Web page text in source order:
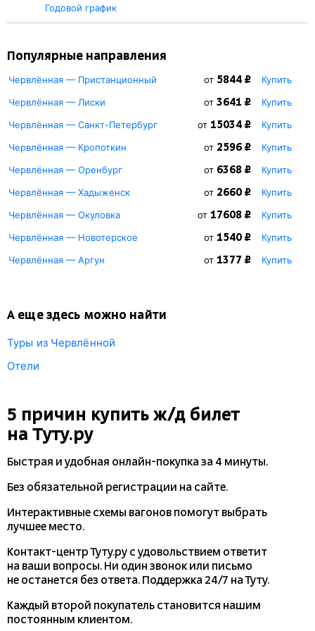
Годовой график
Популярные направления
Червлённая — Пристанционный от 5844 ₽
Купить
Червлённая — Лиски
от 3641 ₽
Купить
Червлённая — Санкт-Петербург
от 15034 ₽
Купить
Червлённая — Кропоткин
от 2596 ₽
Купить
Червлённая — Оренбург
от 6368 ₽
Купить
Червлённая — Хадыженск
от 2660 ₽
Купить
Червлённая — Окуловка
от 17608 ₽
Купить
Червлённая — Новотерское
от 1540 ₽
Купить
Червлённая — Аргун
от 1377 ₽ Купить
А еще здесь можно найти
Туры из Червлённой
Отели
5 причин купить ж/д билет
на Туту.ру
Быстрая и удобная онлайн-покупказа 4 минуты.
Без обязательной регистрации на сайте.
Интерактивные схемы вагонов помогут выбрать
лучшее место.
Контакт-центр Туту.ру с удовольствием ответит
на ваши вопросы. Ни один звонок или письмо
не останется без ответа. Поддержка 24/7 на Туту.
Каждый второй покупатель становится нашим
постоянным клиентом.